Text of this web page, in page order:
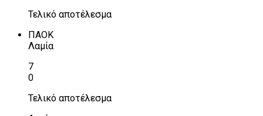
Τελικό αποτέλεσμα
ΠΑΟΚ
Λαμία
7
0
Τελικό αποτέλεσμα